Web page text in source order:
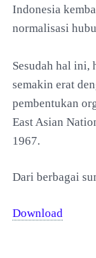
Indonesia
normalisasi
Sesudah hal ini,
semakin erat
pembentukan
East Asian
1967.
Dari berbagai
Download